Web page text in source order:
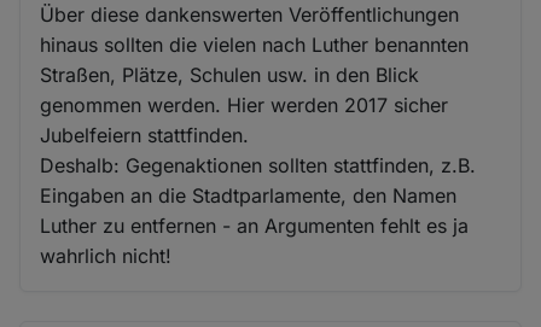
Über diese dankenswerten Veröffentlichungen
hinaus sollten die vielen nach Luther benannten
Straßen, Plätze, Schulen usw. in den Blick
genommen werden. Hier werden 2017 sicher
Jubelfeiern stattfinden.
Deshalb: Gegenaktionen sollten stattfinden, z.B.
Eingaben an die Stadtparlamente, den Namen
Luther zu entfernen - an Argumenten fehlt es ja
wahrlich nicht!